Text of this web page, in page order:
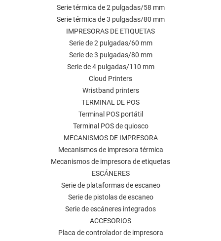
Serie térmica de 2 pulgadas/58 mm
Serie térmica de 3 pulgadas/80 mm
IMPRESORAS DE ETIQUETAS
Serie de 2 pulgadas/60 mm
Serie de 3 pulgadas/80 mm
Serie de 4 pulgadas/110 mm
Cloud Printers
Wristband printers
TERMINAL DE POS
Terminal POS portátil
Terminal POS de quiosco
MECANISMOS DE IMPRESORA
Mecanismos de impresora térmica
Mecanismos de impresora de etiquetas
ESCÁNERES
Serie de plataformas de escaneo
Serie de pistolas de escaneo
Serie de escáneres integrados
ACCESORIOS
Placa de controlador de impresora